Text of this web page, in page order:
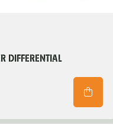
DIFFERENTIAL